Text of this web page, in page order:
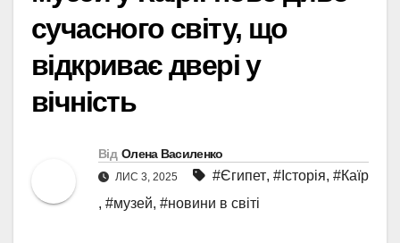
сучасного світу, що
відкриває двері у
вічність
Від Олена Василенко
ЛИС 3, 2025 #Єгипет, #Історія, #Каїр
, #музей, #новини в світі